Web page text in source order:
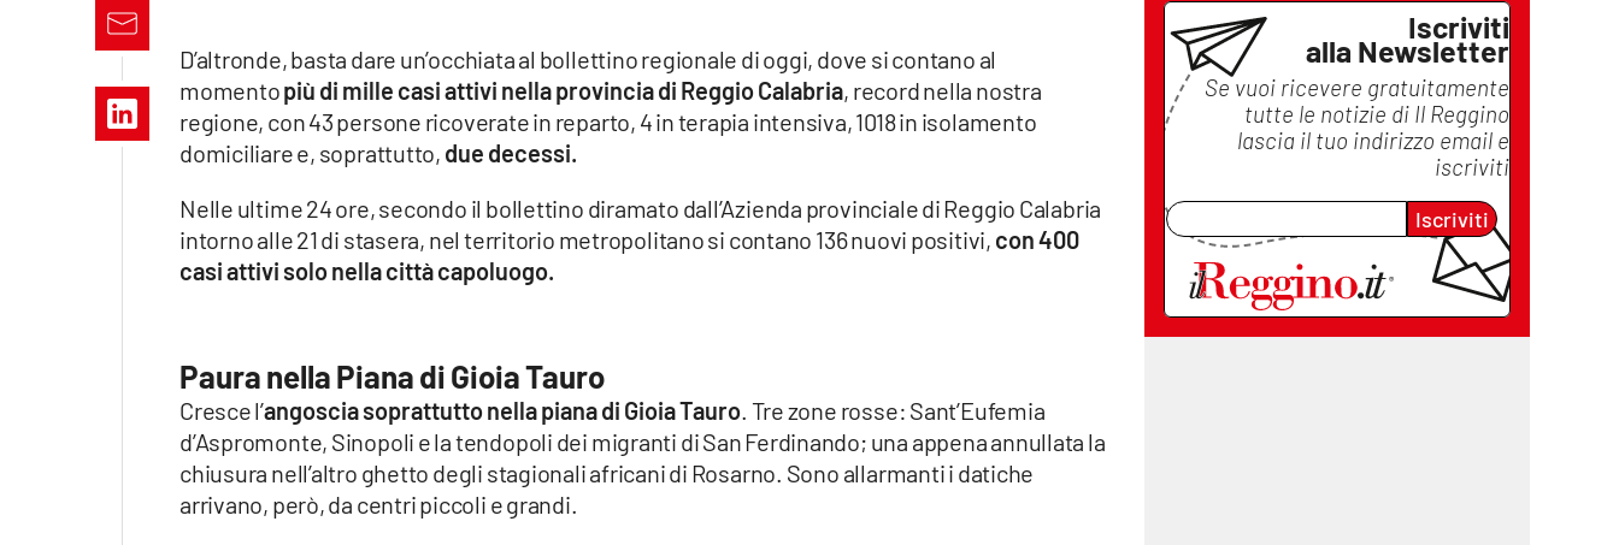
D’altronde, basta dare un’occhiata al bollettino regionale di oggi, dove si contano al
momentopiù di mille casi attivi nella provincia di Reggio Calabria, record nella nostra
regione, con 43 persone ricoverate in reparto, 4 in terapia intensiva, 1018 in isolamento
domiciliare e, soprattutto, due decessi.
Nelle ultime 24 ore, secondo il bollettino diramato dall’Azienda provinciale di Reggio Calabria
intorno alle 21 di stasera, nel territorio metropolitano si contano 136 nuovi positivi, con 400
casi attivi solo nella città capoluogo.
Paura nella Piana di Gioia Tauro
Cresce l’angoscia soprattutto nella piana di Gioia Tauro. Tre zone rosse: Sant’Eufemia
d’Aspromonte, Sinopoli e la tendopoli dei migranti di San Ferdinando; una appena annullata la
chiusura nell’altro ghetto degli stagionali africani di Rosarno. Sono allarmanti i datiche
arrivano, però, da centri piccoli e grandi.
Iscriviti
alla Newsletter
Se vuoi ricevere gratuitamente
tutte le notizie di Il Reggino
lascia il tuo indirizzo email e
iscriviti
Iscriviti